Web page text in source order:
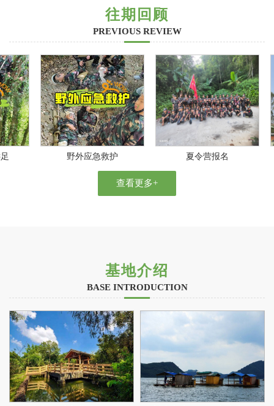
往期回顾
PREVIOUS REVIEW
野外应急救护 夏令营报名
查看更多+
基地介绍
BASE INTRODUCTION